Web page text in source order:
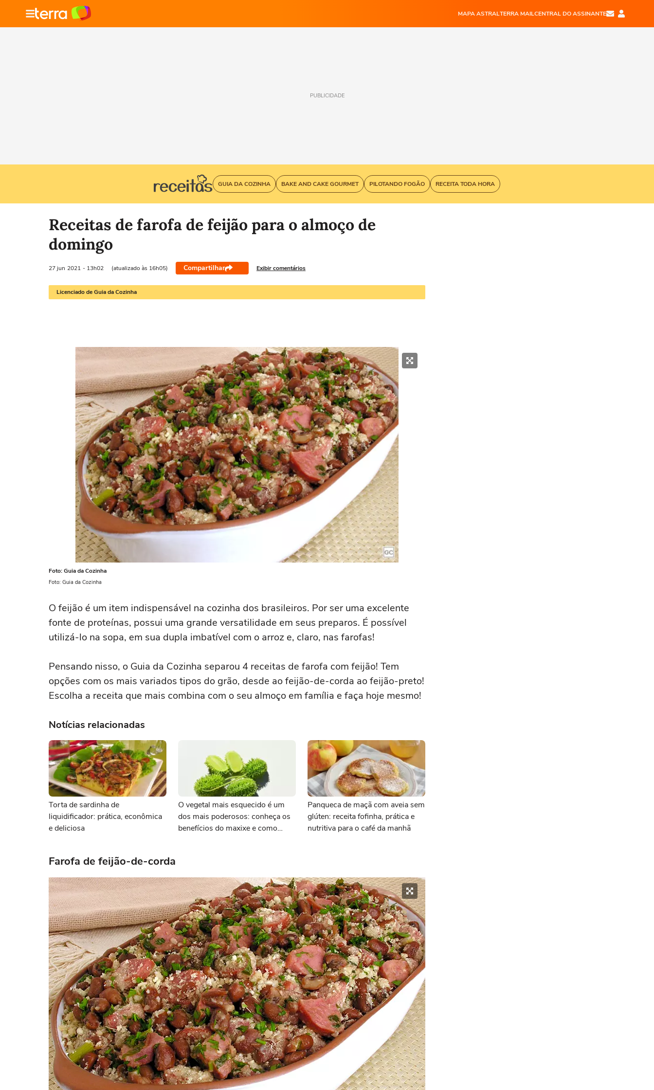
MAPA ASTRALTERRA MAILCENTRAL DO ASSINANTE
PUBLICIDADE
GUIA DA COZINHA BAKE AND CAKE GOURMET PILOTANDO FOGÃO RECEITA TODA HORA
Receitas de farofa de feijão para o almoço de
domingo
27 jun 2021 - 13h02 (atualizado às 16h05) Compartilhar Exibir comentários
Licenciado de Guia da Cozinha
Foto: Guia da Cozinha
Foto: Guia da Cozinha
O feijão é um item indispensável na cozinha dos brasileiros. Por ser uma excelente
fonte de proteínas, possui uma grande versatilidade em seus preparos. É possível
utilizá-lo na sopa, em sua dupla imbatível com o arroz e, claro, nas farofas!
Pensando nisso, o Guia da Cozinha separou 4 receitas de farofa com feijão! Tem
opções com os mais variados tipos do grão, desde ao feijão-de-corda ao feijão-preto!
Escolha a receita que mais combina com o seu almoço em família e faça hoje mesmo!
Notícias relacionadas
Torta de sardinha de
liquidificador: prática, econômica
e deliciosa
O vegetal mais esquecido é um
dos mais poderosos: conheça os
benefícios do maxixe e como
Panqueca de maçã com aveia sem
glúten: receita fofinha, prática e
nutritiva para o café da manhã
Farofa de feijão-de-corda